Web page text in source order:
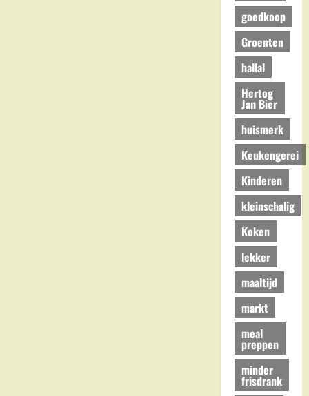
goedkoop
Groenten
hallal
Hertog
Jan Bier
huismerk
Keukengerei
Kinderen
kleinschalig
Koken
lekker
maaltijd
markt
meal
preppen
minder
frisdrank